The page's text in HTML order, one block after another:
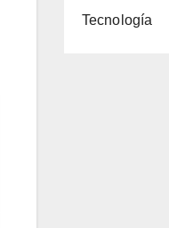
Tecnología